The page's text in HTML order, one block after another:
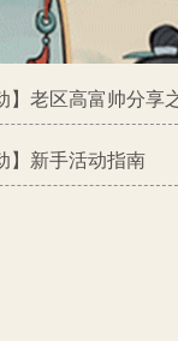
】 老区高富帅分享
】 新手活动指南